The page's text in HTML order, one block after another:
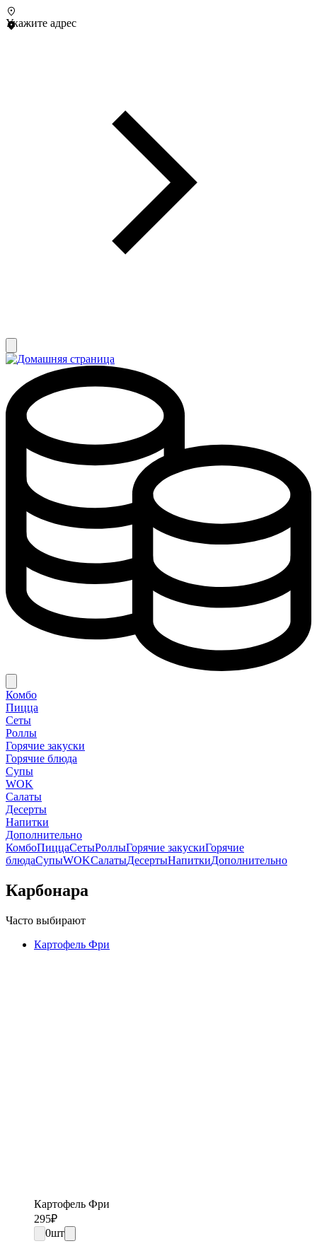
Укажите адрес
Комбо
Пицца
Сеты
Роллы
Горячие закуски
Горячие блюда
Супы
WOK
Салаты
Десерты
Напитки
Дополнительно
КомбоПиццаСетыРоллыГорячие закускиГорячие
блюдаСупыWOKСалатыДесертыНапиткиДополнительно
Карбонара
Часто выбирают
Картофель Фри
Картофель Фри
295₽
0шт